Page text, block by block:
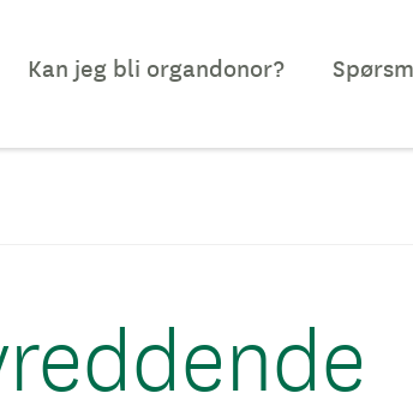
Kan jeg bli organdonor?